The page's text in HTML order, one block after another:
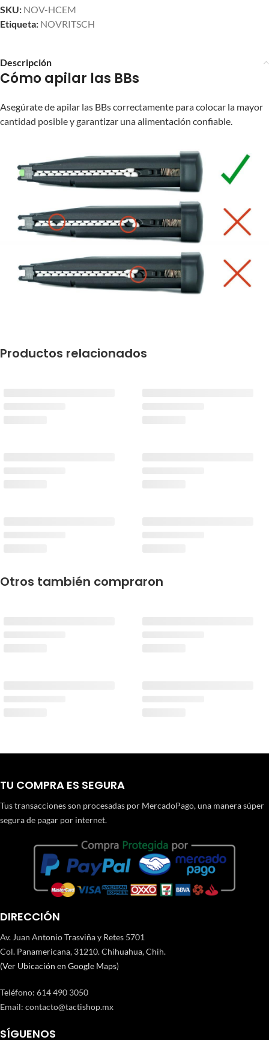
SKU: NOV-HCEM
Etiqueta: NOVRITSCH
Descripción
Cómo apilar las BBs
Asegúrate de apilar las BBs correctamente para colocar la mayor
cantidad posible y garantizar una alimentación confiable.
Productos relacionados
Otros también compraron
TU COMPRA ES SEGURA
Tus transacciones son procesadas por MercadoPago, una manera súper
segura de pagar por internet.
DIRECCIÓN
Av. Juan Antonio Trasviña y Retes 5701
Col. Panamericana, 31210. Chihuahua, Chih.
(Ver Ubicación en Google Maps)
Teléfono: 614 490 3050
Email: contacto@tactishop.mx
SÍGUENOS